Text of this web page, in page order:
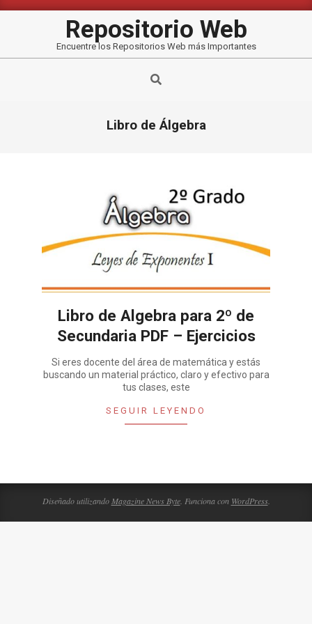
Repositorio Web
Encuentre los Repositorios Web más Importantes
Buscar
Libro de Álgebra
Libro de Algebra para 2º de
Secundaria PDF – Ejercicios
Si eres docente del área de matemática y estás
buscando un material práctico, claro y efectivo para
tus clases, este
SEGUIR LEYENDO
Diseñado utilizandoMagazine News Byte. Funciona con WordPress.